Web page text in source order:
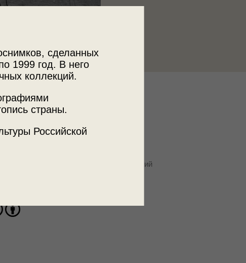
сделанных
1999 год. В него
коллекций.
страны.
Российской
/ МДФ
обл., г. Петропавловск-Камчатский